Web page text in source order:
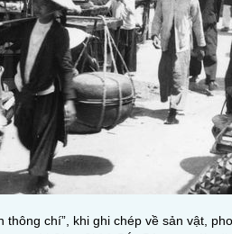
thông chí”, khi ghi chép về sản vật,